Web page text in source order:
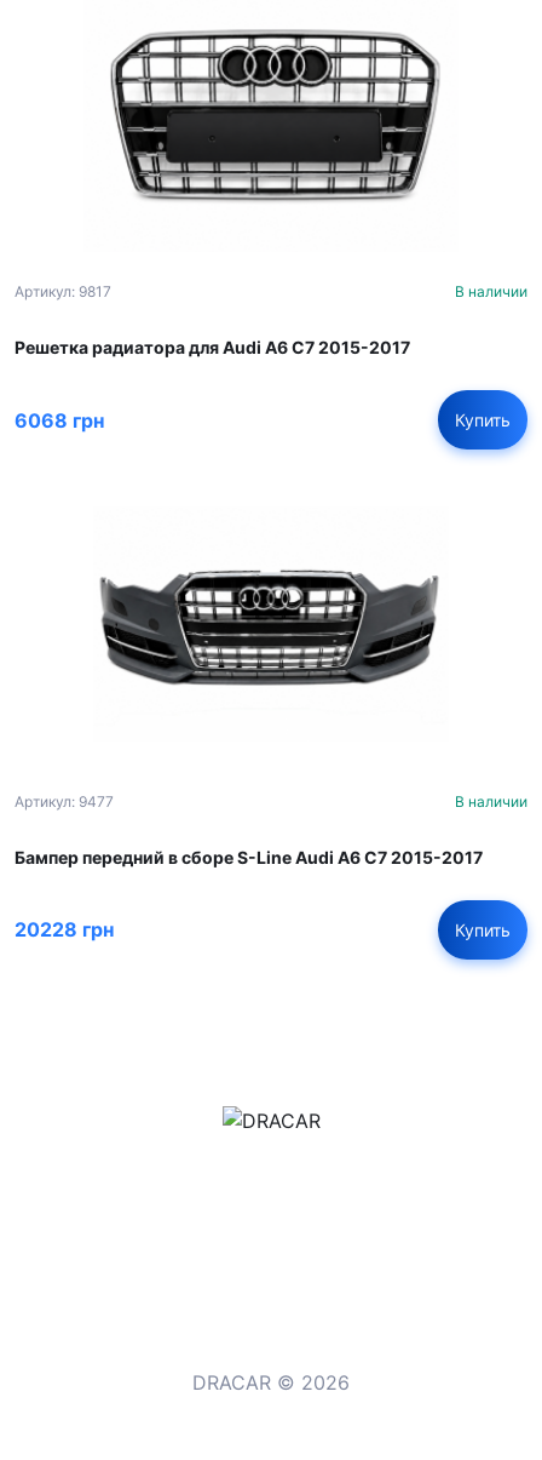
Артикул: 9817 В наличии
Решетка радиатора для Audi A6 C7 2015-2017
6068 грн Купить
Артикул: 9477 В наличии
Бампер передний в сборе S-Line Audi A6 C7 2015-2017
20228 грн Купить
DRACAR © 2026